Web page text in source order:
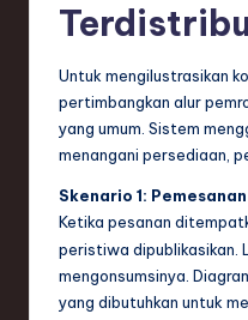
Untuk mengilustrasikan
pertimbangkan alur
yang umum. Sistem
menangani persediaan,
Skenario 1:
Ketika pesanan
peristiwa dipublikasikan.
mengonsumsinya.
yang dibutuhkan untuk